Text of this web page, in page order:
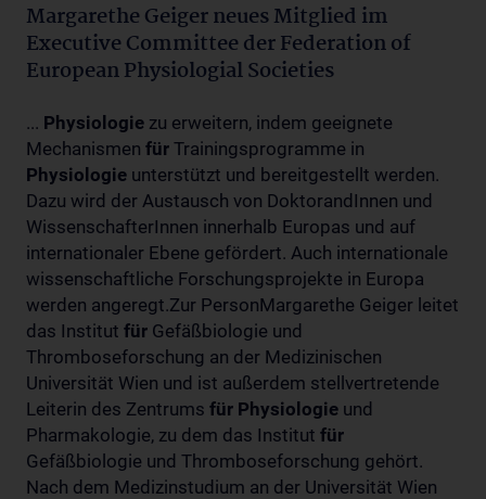
Margarethe Geiger neues Mitglied im
Executive Committee der Federation of
European Physiologial Societies
... Physiologie zu erweitern, indem geeignete
Mechanismen für Trainingsprogramme in
Physiologie unterstützt und bereitgestellt werden.
Dazu wird der Austausch von DoktorandInnen und
WissenschafterInnen innerhalb Europas und auf
internationaler Ebene gefördert. Auch internationale
wissenschaftliche Forschungsprojekte in Europa
werden angeregt.Zur PersonMargarethe Geiger leitet
das Institut für Gefäßbiologie und
Thromboseforschung an der Medizinischen
Universität Wien und ist außerdem stellvertretende
Leiterin des Zentrums für Physiologie und
Pharmakologie, zu dem das Institut für
Gefäßbiologie und Thromboseforschung gehört.
Nach dem Medizinstudium an der Universität Wien